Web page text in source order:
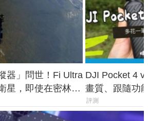
器」問世！Fi Ultra
星，即使在密林山
DJI Pocket 4
畫質、跟隨功
一次看懂兩台
評測